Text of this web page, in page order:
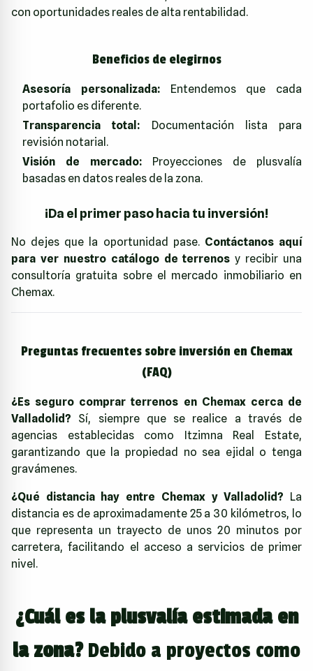
con oportunidades reales de alta rentabilidad.
Beneficios de elegirnos
Asesoría personalizada:Entendemos que cada
portafolio es diferente.
Transparencia total: Documentación lista para
revisión notarial.
Visión de mercado: Proyecciones de plusvalía
basadas en datos reales de la zona.
¡Da el primer paso hacia tu inversión!
No dejes que la oportunidad pase. Contáctanos aquí
para ver nuestro catálogo de terrenos y recibir una
consultoría gratuita sobre el mercado inmobiliario en
Chemax.
Preguntas frecuentes sobre inversión en Chemax
(FAQ)
¿Es seguro comprar terrenos en Chemax cerca de
Valladolid? Sí, siempre que se realice a través de
agencias establecidas como Itzimna Real Estate,
garantizando que la propiedad no sea ejidal o tenga
gravámenes.
¿Qué distancia hay entre Chemax y Valladolid? La
distancia es de aproximadamente 25 a 30 kilómetros, lo
que representa un trayecto de unos 20 minutos por
carretera, facilitando el acceso a servicios de primer
nivel.
¿Cuál es la plusvalía estimada en
la zona?Debido a proyectos como